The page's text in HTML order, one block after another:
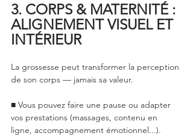
3. CORPS & MATERNITÉ :
ALIGNEMENT VISUEL ET
INTÉRIEUR
La grossesse peut transformer la perception
de son corps — jamais sa valeur.
■ Vous pouvez faire une pause ou adapter
vos prestations (massages, contenu en
ligne, accompagnement émotionnel...).